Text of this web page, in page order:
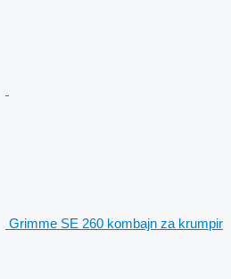
Grimme SE 260 kombajn za krumpir